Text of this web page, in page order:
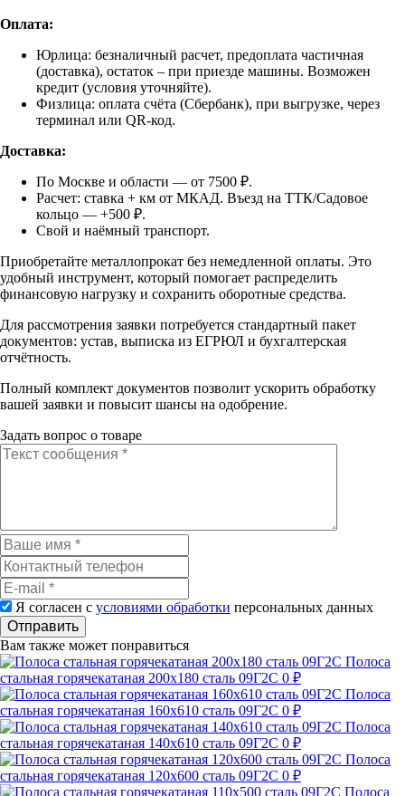
Оплата:
Юрлица: безналичный расчет, предоплата частичная
(доставка), остаток – при приезде машины. Возможен
кредит (условия уточняйте).
Физлица: оплата счёта (Сбербанк), при выгрузке, через
терминал или QR-код.
Доставка:
По Москве и области — от 7500 ₽.
Расчет: ставка + км от МКАД. Въезд на ТТК/Садовое
кольцо — +500 ₽.
Свой и наёмный транспорт.
Приобретайте металлопрокат без немедленной оплаты. Это
удобный инструмент, который помогает распределить
финансовую нагрузку и сохранить оборотные средства.
Для рассмотрения заявки потребуется стандартный пакет
документов: устав, выписка из ЕГРЮЛ и бухгалтерская
отчётность.
Полный комплект документов позволит ускорить обработку
вашей заявки и повысит шансы на одобрение.
Задать вопрос о товаре
Я согласен с условиями обработки персональных данных
Отправить
Вам также может понравиться
Полоса
стальная горячекатаная 200х180 сталь 09Г2С 0 ₽
Полоса
стальная горячекатаная 160х610 сталь 09Г2С 0 ₽
Полоса
стальная горячекатаная 140х610 сталь 09Г2С 0 ₽
Полоса
стальная горячекатаная 120х600 сталь 09Г2С 0 ₽
Полоса